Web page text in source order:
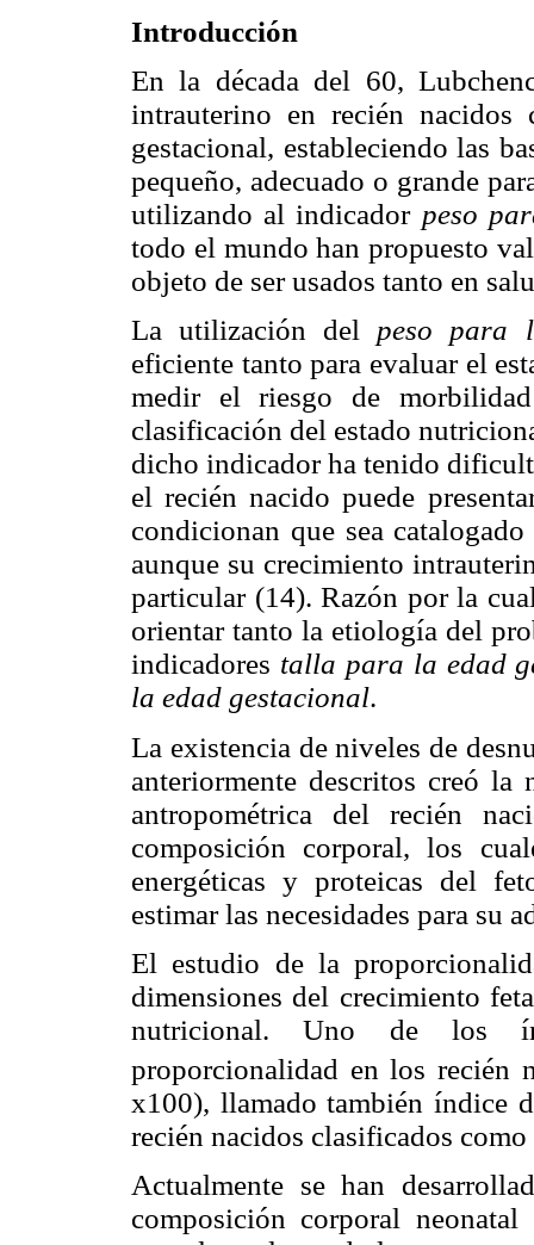
Introducción
En la década del 60,
intrauterino en recién
gestacional, estableciendo las
pequeño, adecuado o grande
utilizando al indicador peso
todo el mundo han propuesto
objeto de ser usados tanto en
La utilización del peso para
eficiente tanto para evaluar el
medir el riesgo de
clasificación del estado
dicho indicador ha tenido
el recién nacido puede
condicionan que sea
aunque su crecimiento
particular (14). Razón por la
orientar tanto la etiología del
indicadores talla para la edad
la edad gestacional.
La existencia de niveles de
anteriormente descritos creó la
antropométrica del recién
composición corporal, los
energéticas y proteicas del
estimar las necesidades para su
El estudio de la
dimensiones del crecimiento
nutricional. Uno de los
proporcionalidad en los recién
x100), llamado también índice
recién nacidos clasificados
Actualmente se han
composición corporal